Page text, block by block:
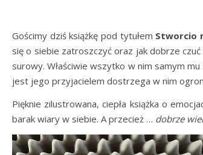
Gościmy dziś książkę pod tytułem Stworcio
się o siebie zatroszczyć oraz jak dobrze
surowy. Właściwie wszytko w nim samym
jest jego przyjacielem dostrzega w nim
Pięknie zilustrowana, ciepła książka o
barak wiary w siebie. A przecież … dobrze